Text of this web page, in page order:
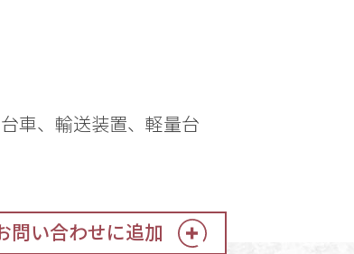
車、輸送装置、軽量台
問い合わせに追加